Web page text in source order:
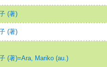
(著)
(著)
(著)=Ara, Mariko (au.)